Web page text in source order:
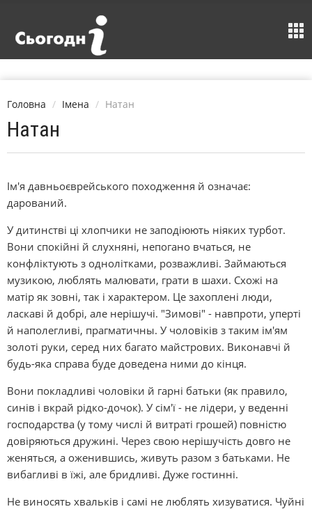
Головна Імена Натан
Натан
Ім'я давньоєврейського походження й означає:
дарований.
У дитинстві ці хлопчики не заподіюють ніяких турбот.
Вони спокійні й слухняні, непогано вчаться, не
конфліктують з однолітками, розважливі. Займаються
музикою, люблять малювати, грати в шахи. Схожі на
матір як зовні, так і характером. Це захоплені люди,
ласкаві й добрі, але нерішучі. "Зимові" - навпроти, уперті
й наполегливі, прагматичны. У чоловіків з таким ім'ям
золоті руки, серед них багато майстрових. Виконавчі й
будь-яка справа буде доведена ними до кінця.
Вони покладливі чоловіки й гарні батьки (як правило,
синів і вкрай рідко-дочок). У сім'ї - не лідери, у веденні
господарства (у тому числі й витраті грошей) повністю
довіряються дружині. Через свою нерішучість довго не
женяться, а оженившись, живуть разом з батьками. Не
вибагливі в їжі, але бридливі. Дуже гостинні.
Не виносять хвальків і самі не люблять хизуватися. Чуйні